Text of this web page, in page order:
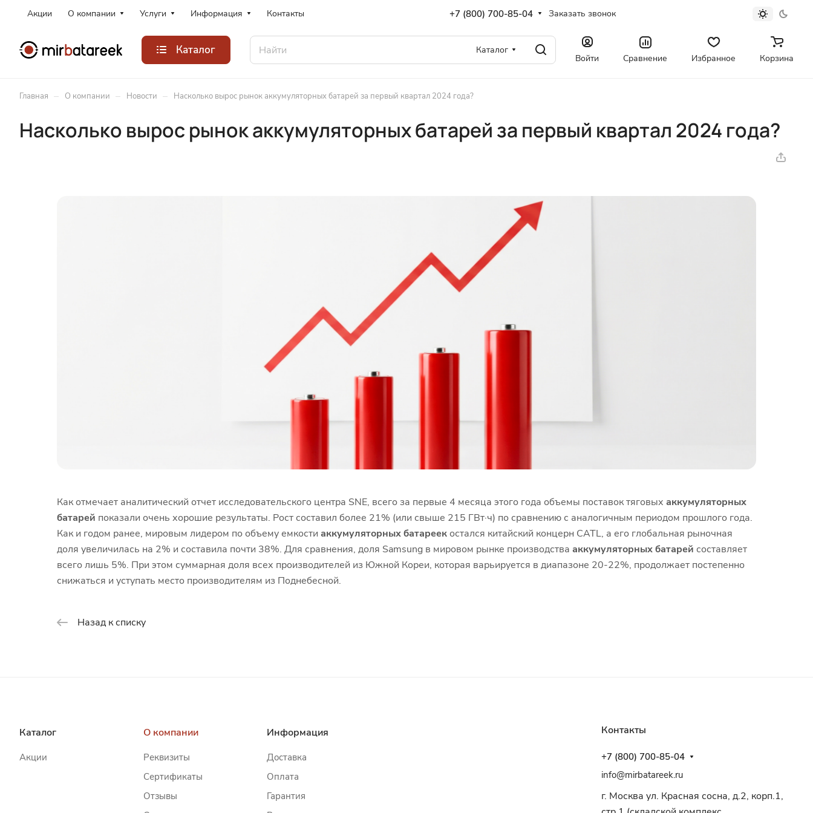
Акции О компании Услуги Информация Контакты +7 (800) 700-85-04 Заказать звонок
Каталог Каталог
Войти Сравнение Избранное Корзина
Главная – О компании – Новости – Насколько вырос рынок аккумуляторных батарей за первый квартал 2024 года?
Насколько вырос рынок аккумуляторных батарей за первый квартал 2024 года?
Как отмечает аналитический отчет исследовательского центра SNE, всего за первые 4 месяца этого года объемы поставок тяговых аккумуляторных
батарей показали очень хорошие результаты. Рост составил более 21% (или свыше 215 ГВт·ч) по сравнению с аналогичным периодом прошлого года.
Как и годом ранее, мировым лидером по объему емкости аккумуляторных батареекостался китайский концерн CATL, а его глобальная рыночная
доля увеличилась на 2% и составила почти 38%. Для сравнения, доля Samsung в мировом рынке производства аккумуляторных батарей составляет
всего лишь 5%. При этом суммарная доля всех производителей из Южной Кореи, которая варьируется в диапазоне 20-22%, продолжает постепенно
снижаться и уступать место производителям из Поднебесной.
Назад к списку
Каталог
Акции
О компании
Реквизиты
Сертификаты
Отзывы
Информация
Доставка
Оплата
Гарантия
Контакты
+7 (800) 700-85-04
info@mirbatareek.ru
г. Москва ул. Красная сосна, д.2, корп.1,